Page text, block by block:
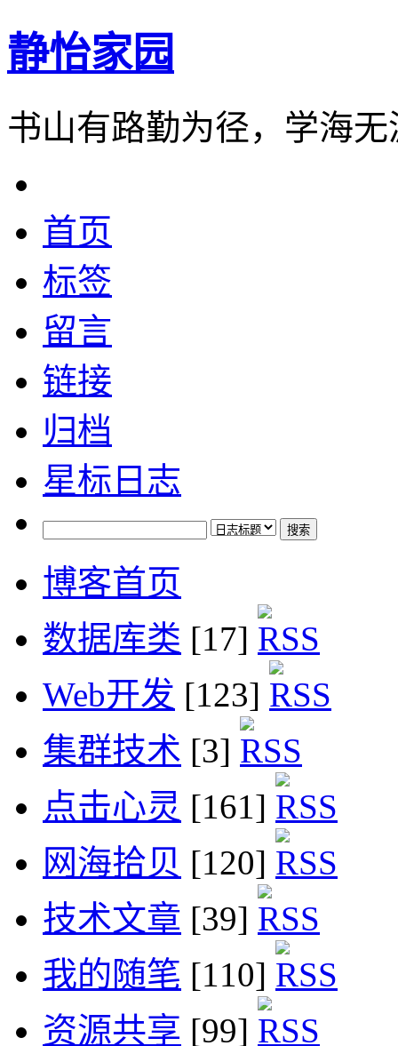
静怡家园
书山有路勤为径，学海
首页
标签
留言
链接
归档
星标日志
博客首页
数据库类 [17]
Web开发 [123]
集群技术 [3]
点击心灵 [161]
网海拾贝 [120]
技术文章 [39]
我的随笔 [110]
资源共享 [99]